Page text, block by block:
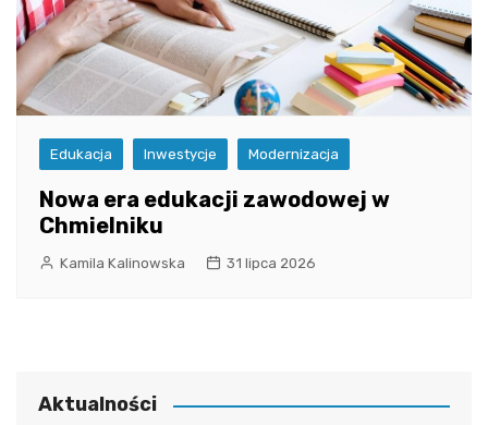
Edukacja Inwestycje Modernizacja
Nowa era edukacji zawodowej w
Chmielniku
Kamila Kalinowska 31 lipca 2026
Aktualności